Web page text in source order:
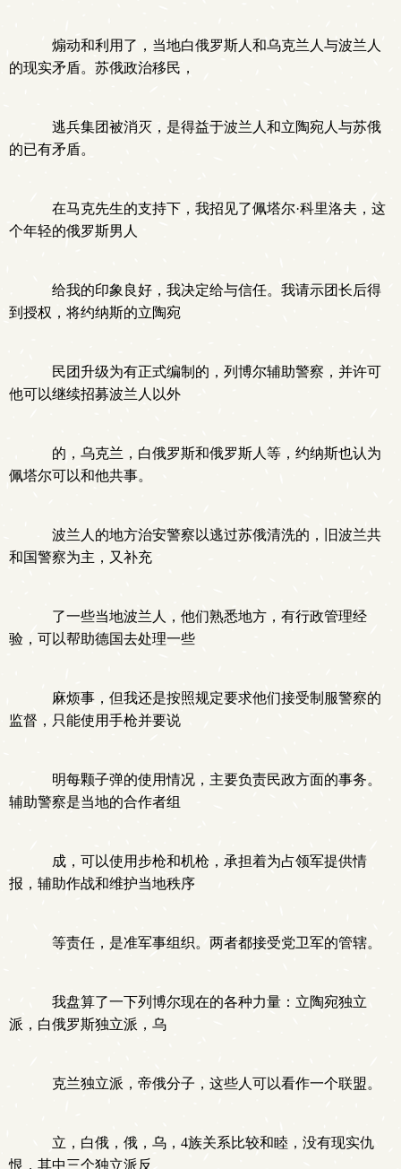
煽动和利用了，当地白俄罗斯人和乌克兰人与波兰人
的现实矛盾。苏俄政治移民，
逃兵集团被消灭，是得益于波兰人和立陶宛人与苏俄
的已有矛盾。
在马克先生的支持下，我招见了佩塔尔·科里洛夫，这
个年轻的俄罗斯男人
给我的印象良好，我决定给与信任。我请示团长后得
到授权，将约纳斯的立陶宛
民团升级为有正式编制的，列博尔辅助警察，并许可
他可以继续招募波兰人以外
的，乌克兰，白俄罗斯和俄罗斯人等，约纳斯也认为
佩塔尔可以和他共事。
波兰人的地方治安警察以逃过苏俄清洗的，旧波兰共
和国警察为主，又补充
了一些当地波兰人，他们熟悉地方，有行政管理经
验，可以帮助德国去处理一些
麻烦事，但我还是按照规定要求他们接受制服警察的
监督，只能使用手枪并要说
明每颗子弹的使用情况，主要负责民政方面的事务。
辅助警察是当地的合作者组
成，可以使用步枪和机枪，承担着为占领军提供情
报，辅助作战和维护当地秩序
等责任，是准军事组织。两者都接受党卫军的管辖。
我盘算了一下列博尔现在的各种力量：立陶宛独立
派，白俄罗斯独立派，乌
克兰独立派，帝俄分子，这些人可以看作一个联盟。
立，白俄，俄，乌，4族关系比较和睦，没有现实仇
恨，其中三个独立派反